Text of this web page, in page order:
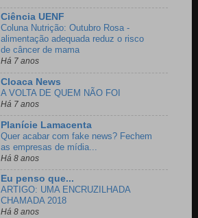
Ciência UENF
Coluna Nutrição: Outubro Rosa -
alimentação adequada reduz o risco
de câncer de mama
Há 7 anos
Cloaca News
A VOLTA DE QUEM NÃO FOI
Há 7 anos
Planície Lamacenta
Quer acabar com fake news? Fechem
as empresas de mídia...
Há 8 anos
Eu penso que...
ARTIGO: UMA ENCRUZILHADA
CHAMADA 2018
Há 8 anos